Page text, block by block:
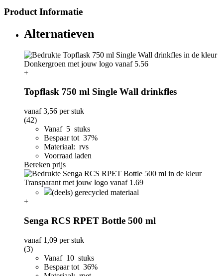
Product Informatie
Alternatieven
+
Topflask 750 ml Single Wall drinkfles
vanaf3,56 per stuk
(42)
Vanaf 5 stuks
Bespaar tot 37%
Materiaal: rvs
Voorraad laden
Bereken prijs
(deels) gerecycled materiaal
+
Senga RCS RPET Bottle 500 ml
vanaf 1,09 per stuk
(3)
Vanaf 10 stuks
Bespaar tot 36%